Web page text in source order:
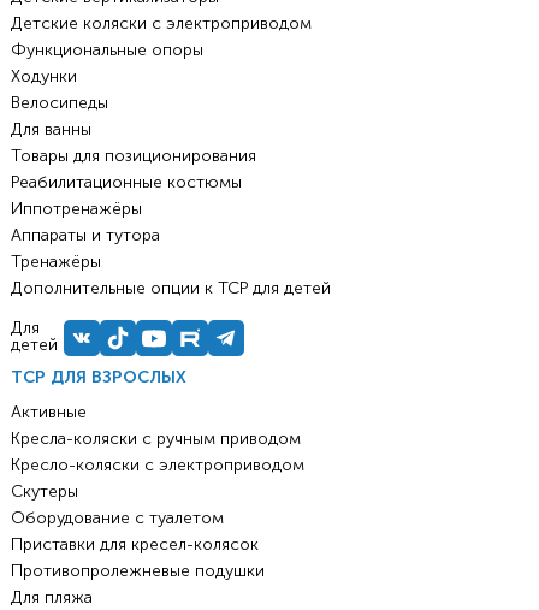
ТСР ДЛЯ ВЗРОСЛЫХ
Активные
Кресла-коляски с ручным приводом
Кресло-коляски с электроприводом
Скутеры
Оборудование с туалетом
Приставки для кресел-колясок
Противопролежневые подушки
Для пляжа
Детские коляски с электроприводом
Функциональные опоры
Ходунки
Велосипеды
Для ванны
Товары для позиционирования
Реабилитационные костюмы
Иппотренажёры
Аппараты и тутора
Тренажёры
Дополнительные опции к ТСР для детей
Для
детей